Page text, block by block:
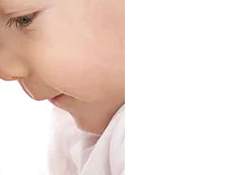
ติดต่อเรา
สถานที่ขาย
นโยบายการรับประกัน